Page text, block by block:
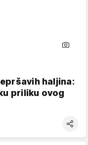
haljina:
priliku ovog